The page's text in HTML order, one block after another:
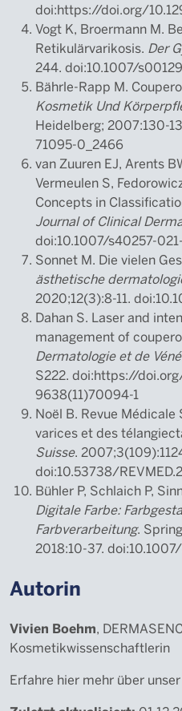
doi:https://doi.org/
Vogt K, Broermann M.
Retikulärvarikosis. Der
244. doi:10.1007/
Bährle-Rapp M.
Kosmetik Und
Heidelberg; 2007:130-
71095-0_2466
van Zuuren EJ, Arents
Vermeulen S,
Concepts in
Journal of Clinical
doi:10.1007/s40257-
Sonnet M. Die vielen
ästhetische
2020;12(3):8-11.
Dahan S. Laser and
management of
Dermatologie et de
S222. doi:https://
9638(11)70094-1
Noël B. Revue Médicale
varices et des
Suisse.
doi:10.53738/
Bühler P, Schlaich P,
Digitale Farbe:
Farbverarbeitung.
2018:10-37.
Autorin
Vivien Boehm,
Kosmetikwissenschaftlerin
Erfahre hier mehr über unser